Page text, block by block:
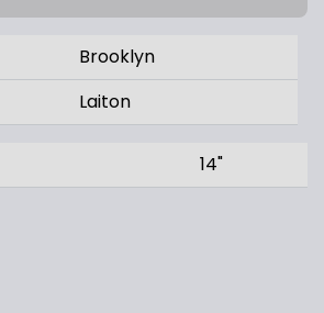
Brooklyn
Laiton
14"